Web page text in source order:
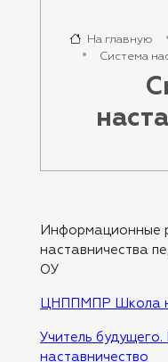
На главную
Система
Информационные
наставничества
ОУ
ЦНППМПР Школа
Учитель
наставничество